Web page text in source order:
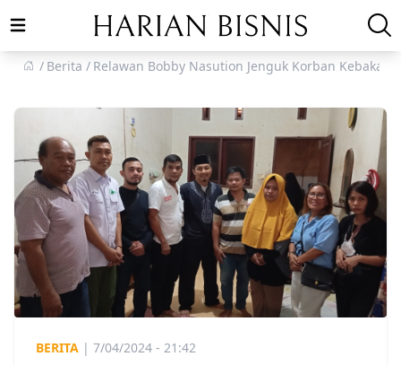
Open main menu
Berita
Relawan Bobby Nasution Jenguk Korban
BERITA | 7/04/2024 - 21:42